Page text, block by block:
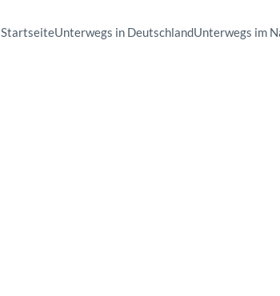
StartseiteUnterwegs in DeutschlandUnterwegs im